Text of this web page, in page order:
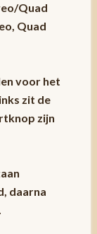
Quad
Quad
voor het
zit de
zijn
daarna